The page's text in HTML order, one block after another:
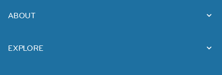
ABOUT
EXPLORE